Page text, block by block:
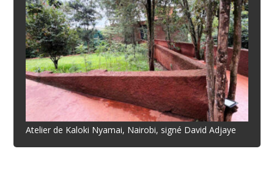
Atelier de Kaloki Nyamai, Nairobi, signé David Adjaye